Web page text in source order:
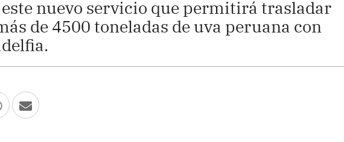
este nuevo servicio que permitirá trasladar
de 4500 toneladas de uva peruana con